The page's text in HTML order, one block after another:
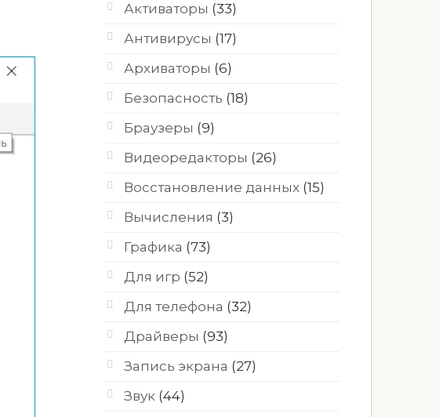
Активаторы (33)
Антивирусы (17)
Архиваторы (6)
Безопасность (18)
Браузеры (9)
Видеоредакторы (26)
Восстановление данных (15)
Вычисления (3)
Графика (73)
Для игр (52)
Для телефона (32)
Драйверы (93)
Запись экрана (27)
Звук (44)